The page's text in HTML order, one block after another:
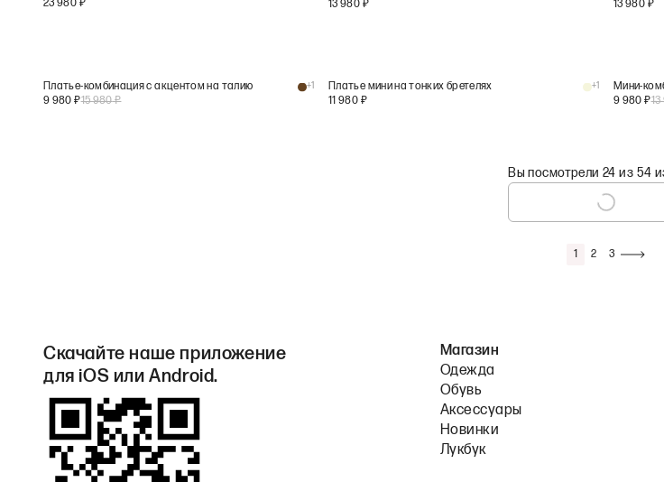
23 980 ₽
13 980 ₽
13 980 ₽
Платье-комбинация с акцентом на талию
9 980 ₽15 980₽
+1
Платье мини на тонких бретелях
11 980 ₽
+1
Мини-
9 980 ₽
Вы посмотрели 24 из 54
1 2 3
Скачайте наше приложение
для iOS или Android.
Магазин
Одежда
Обувь
Аксессуары
Новинки
Лукбук